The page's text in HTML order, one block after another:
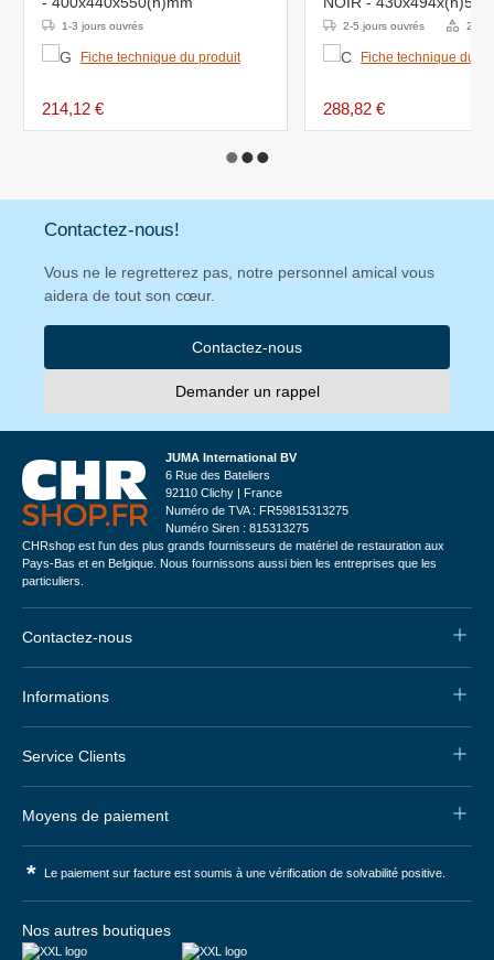
1-3 jours ouvrés
Fiche technique du produit
214,12 €
2-5 jours ouvrés 2
Fiche technique du
288,82 €
Contactez-nous!
Vous ne le regretterez pas, notre personnel amical vous
aidera de tout son cœur.
Contactez-nous
Demander un rappel
JUMA International BV
6 Rue des Bateliers
92110 Clichy | France
Numéro de TVA : FR59815313275
Numéro Siren : 815313275
CHRshop est l'un des plus grands fournisseurs de matériel de restauration aux
Pays-Bas et en Belgique. Nous fournissons aussi bien les entreprises que les
particuliers.
Contactez-nous
Informations
Service Clients
Moyens de paiement
* Le paiement sur facture est soumis à une vérification de solvabilité positive.
Nos autres boutiques